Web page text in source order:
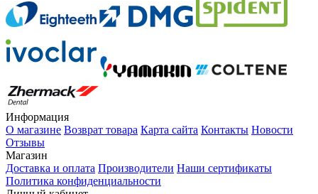
Информация
О магазине Возврат товара Карта сайта Контакты Новости
Отзывы
Магазин
Доставка и оплата Производители Наши сертификаты
Политика конфиденциальности